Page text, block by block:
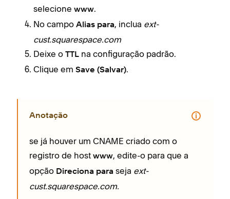
selecione www.
No campo Alias para, inclua ext-
cust.squarespace.com
Deixe o TTL na configuração padrão.
Clique em Save (Salvar).
Anotação
se já houver um CNAME criado com o
registro de host www, edite-o para que a
opção Direciona para seja ext-
cust.squarespace.com.